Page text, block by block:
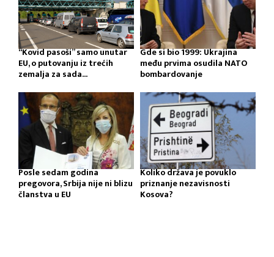
“Kovid pasoši” samo unutar
EU, o putovanju iz trećih
zemalja za sada...
Gde si bio 1999: Ukrajina
među prvima osudila NATO
bombardovanje
Posle sedam godina
pregovora, Srbija nije ni blizu
članstva u EU
Koliko država je povuklo
priznanje nezavisnosti
Kosova?